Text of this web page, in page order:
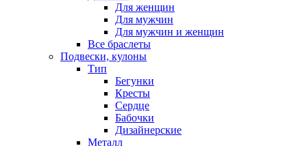
Для женщин
Для мужчин
Для мужчин и женщин
Все браслеты
Подвески, кулоны
Тип
Бегунки
Кресты
Сердце
Бабочки
Дизайнерские
Металл